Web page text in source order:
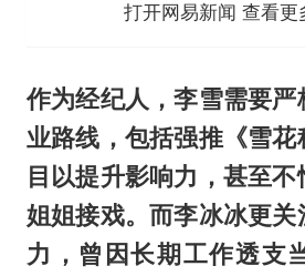
打开网易新闻 查看更
作为经纪人，李雪需要
业路线，包括强推《雪
目以提升影响力，甚至
姐姐接戏。而李冰冰更
力，曾因长期工作透支